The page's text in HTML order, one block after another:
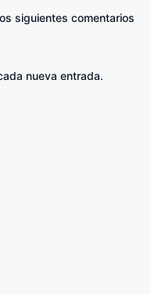
siguientes comentarios
nueva entrada.